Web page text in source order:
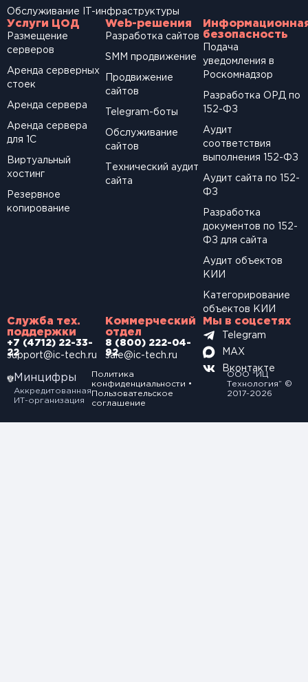
Обслуживание IT-инфраструктуры
Услуги ЦОД
Размещение
серверов
Аренда серверных
стоек
Аренда сервера
Аренда сервера
для 1С
Виртуальный
хостинг
Резервное
копирование
Web-решения
Разработка сайтов
SМM продвижение
Продвижение
сайтов
Telegram-боты
Обслуживание
сайтов
Технический аудит
сайта
безопасность
Подача
уведомления в
Роскомнадзор
Разработка ОРД по
152-ФЗ
Аудит
соответствия
выполнения 152-ФЗ
Аудит сайта по 152-
ФЗ
Разработка
документов по 152-
ФЗ для сайта
Аудит объектов
КИИ
Категорирование
объектов КИИ
Служба тех.
поддержки
+7 (4712) 22-33-
22
support@ic-tech.ru
Коммерческий
отдел
8 (800) 222-04-
92
sale@ic-tech.ru
Мы в соцсетях
Telegram
MAX
Вконтакте
Минцифры
Аккредитованная
ИТ-организация
Политика
конфиденциальности •
Пользовательское
соглашение
ООО “ИЦ
Технология” ©
2017-2026